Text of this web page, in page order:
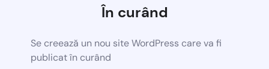
În curând
Se creează un nou site WordPress care va fi
publicat în curând